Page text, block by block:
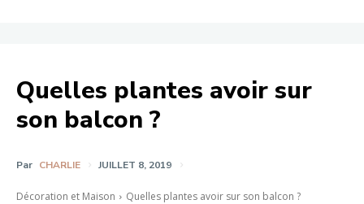
Quelles plantes avoir sur
son balcon ?
Par CHARLIE JUILLET 8, 2019
Décoration et Maison Quelles plantes avoir sur son balcon ?